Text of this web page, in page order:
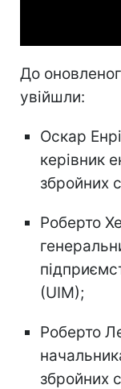
До
увійшли:
Оскар
керівник
збройних
Роберто
(UIM);
Роберто
збройних